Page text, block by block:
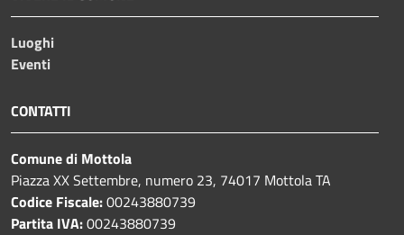
Luoghi
Eventi
CONTATTI
Comune di Mottola
Piazza XX Settembre, numero 23, 74017 Mottola TA
Codice Fiscale:00243880739
Partita IVA:00243880739